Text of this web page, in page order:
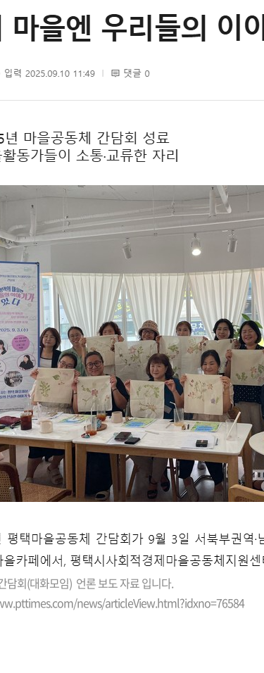
담회(대화모임) 언론 보도 자료 입니다.
news/articleView.html?idxno=76584